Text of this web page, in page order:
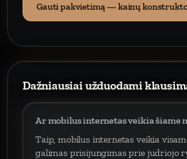
Gauti pakvietimą — kainų
Dažniausiai užduodami
Ar mobilus internetas veikia šiame
Taip, mobilus internetas veikia
galimas prisijungimas prie judriojo